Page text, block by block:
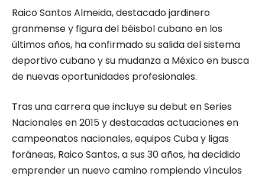
Raico Santos Almeida, destacado jardinero
granmense y figura del béisbol cubano en los
últimos años, ha confirmado su salida del sistema
deportivo cubano y su mudanza a México en busca
de nuevas oportunidades profesionales.
Tras una carrera que incluye su debut en Series
Nacionales en 2015 y destacadas actuaciones en
campeonatos nacionales, equipos Cuba y ligas
foráneas, Raico Santos, a sus 30 años, ha decidido
emprender un nuevo camino rompiendo vínculos